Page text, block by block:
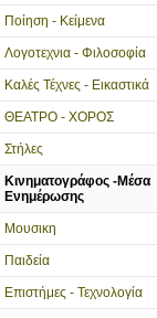
Ποίηση - Κείμενα
Λογοτεχνια - Φιλοσοφία
Καλές Τέχνες - Εικαστικά
ΘΕΑΤΡΟ - ΧΟΡΟΣ
Στήλες
Κινηματογράφος -Μέσα
Ενημέρωσης
Μουσικη
Παιδεία
Επιστήμες - Τεχνολογία